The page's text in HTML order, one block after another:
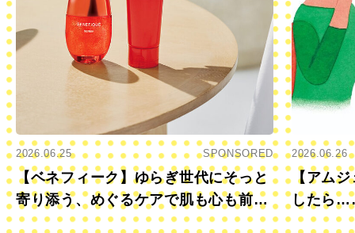
2026.06.25 SPONSORED
【ベネフィーク】ゆらぎ世代にそっと
寄り添う、めぐるケアで肌も心も前向
きに
2026.06.26
【アムジ
したら
すか？